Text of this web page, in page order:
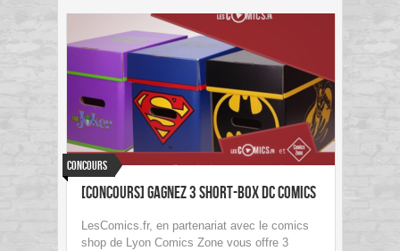
Concours
[concours] Gagnez 3 short-box DC Comics
LesComics.fr, en partenariat avec le comics
shop de Lyon Comics Zone vous offre 3